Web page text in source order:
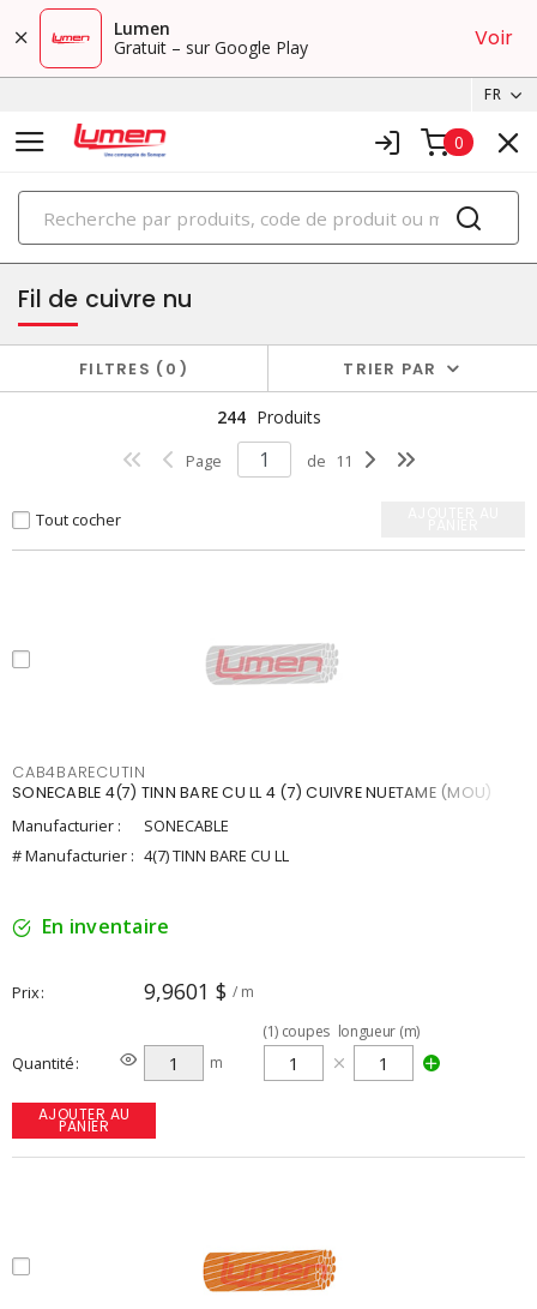
Lumen
Gratuit – sur Google Play
Voir
FR
0
PRODUITS
fils et câbles de construction en cuivre
Fil de cuivre nu
FILTRES 0 TRIER PAR
244 Produits
Page de 11
Tout cocher
CAB4BARECUTIN
SONECABLE 4(7) TINN BARE CU LL 4 (7) CUIVRE NUETAME (MOU)
Manufacturier :
SONECABLE
# Manufacturier : 4(7) TINN BARE CU LL
En inventaire
Prix 9,9601 $ / m
Quantité m
(1) coupes longueur (m)
AJOUTER AU
PANIER